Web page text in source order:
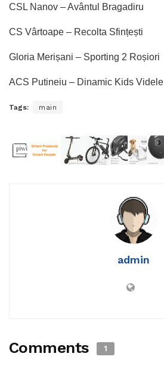
CSL Nanov – Avântul Bragadiru
CS Vârtoape – Recolta Sfințești
Gloria Merișani – Sporting 2 Roșiori
ACS Putineiu – Dinamic Kids Videle
Tags: main
admin
Comments 1